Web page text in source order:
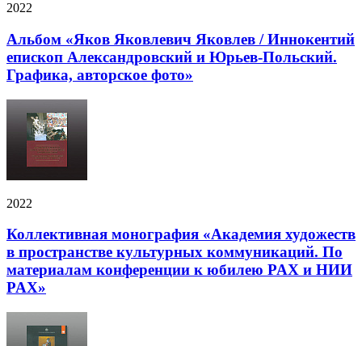
2022
Альбом «Яков Яковлевич Яковлев / Иннокентий
епископ Александровский и Юрьев-Польский.
Графика, авторское фото»
2022
Коллективная монография «Академия художеств
в пространстве культурных коммуникаций. По
материалам конференции к юбилею PAX и НИИ
PAX»